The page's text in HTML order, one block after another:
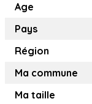
Age
Pays
Région
Ma commune
Ma taille